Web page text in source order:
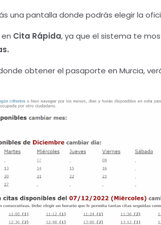
una pantalla donde podrás elegir la
Cita Rápida, ya que el sistema te
obtener el pasaporte en Murcia,